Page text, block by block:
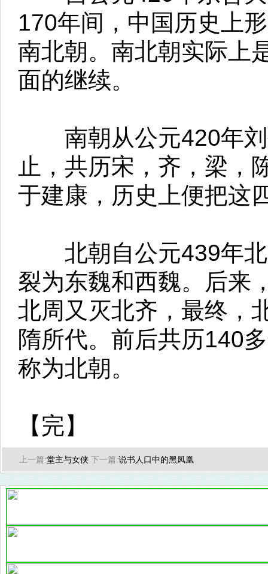
170年间，中国历史上
南北朝。南北朝实际上
面的继续。
南朝从公元420年刘
止，共历宋，齐，梁，
于建康，历史上便把这
北朝自公元439年北
裂为东魏和西魏。后来
北周又灭北齐，最终，
隋所代。前后共历140
称为北朝。
【完】
上一篇:堂主与女侠 下一篇:说书人口中的黑凤凰